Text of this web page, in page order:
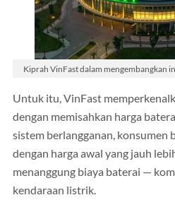
Kiprah VinFast dalam mengembangkan
Untuk itu, VinFast
dengan memisahkan harga
sistem berlangganan, konsumen
dengan harga awal yang jauh
menanggung biaya baterai —
kendaraan listrik.